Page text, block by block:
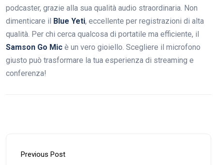
podcaster, grazie alla sua qualità audio straordinaria. Non
dimenticare il
Blue Yeti, eccellente per registrazioni di alta
qualità. Per chi cerca qualcosa di portatile ma efficiente, il
Samson Go Mic è un vero gioiello. Scegliere il microfono
giusto può trasformare la tua esperienza di streaming e
conferenza!
Previous Post